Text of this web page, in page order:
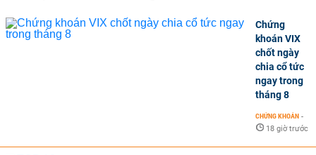
Chứng
khoán VIX
chốt ngày
chia cổ tức
ngay trong
tháng 8
CHỨNG KHOÁN -
18 giờ trước